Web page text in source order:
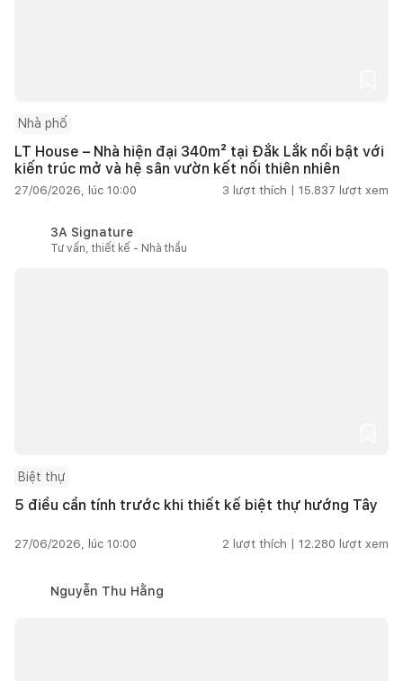
Nhà phố
LT House – Nhà hiện đại 340m² tại Đắk Lắk nổi bật với
kiến trúc mở và hệ sân vườn kết nối thiên nhiên
27/06/2026, lúc 10:00 3 lượt thích | 15.837 lượt xem
3A Signature
Tư vấn, thiết kế - Nhà thầu
Biệt thự
5 điều cần tính trước khi thiết kế biệt thự hướng Tây
27/06/2026, lúc 10:00 2 lượt thích | 12.280 lượt xem
Nguyễn Thu Hằng